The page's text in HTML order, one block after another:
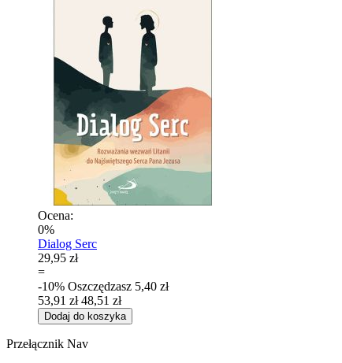
Ocena:
0%
Dialog Serc
29,95 zł
=
-10% Oszczędzasz 5,40 zł
53,91 zł 48,51 zł
Dodaj do koszyka
Przełącznik Nav